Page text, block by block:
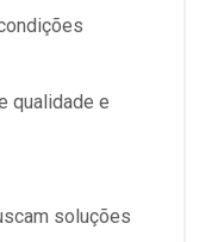
qualidade e
soluções